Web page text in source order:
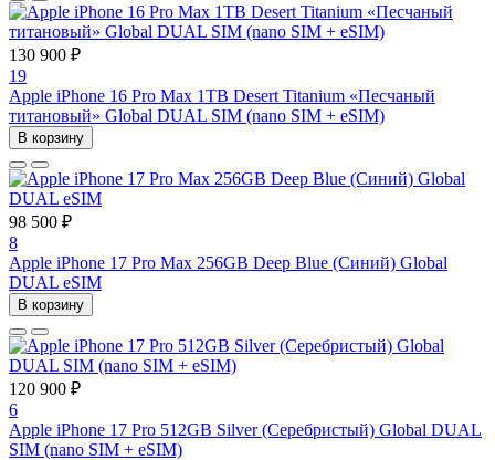
130 900 ₽
19
Apple iPhone 16 Pro Max 1TB Desert Titanium «Песчаный
титановый» Global DUAL SIM (nano SIM + eSIM)
В корзину
98 500 ₽
8
Apple iPhone 17 Pro Max 256GB Deep Blue (Синий) Global
DUAL eSIM
В корзину
120 900 ₽
6
Apple iPhone 17 Pro 512GB Silver (Серебристый) Global DUAL
SIM (nano SIM + eSIM)